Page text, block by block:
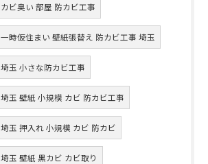
カビ臭い 部屋 防カビ工事
一時仮住まい 壁紙張替え 防カビ工事 埼玉
埼玉 小さな防カビ工事
埼玉 壁紙 小規模 カビ 防カビ工事
埼玉 押入れ 小規模 カビ 防カビ
埼玉 壁紙 黒カビ カビ取り